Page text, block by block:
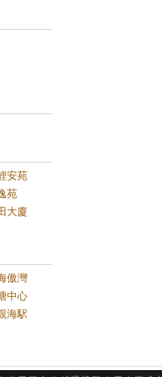
安苑
苑
大廈
傲灣
中心
海駅